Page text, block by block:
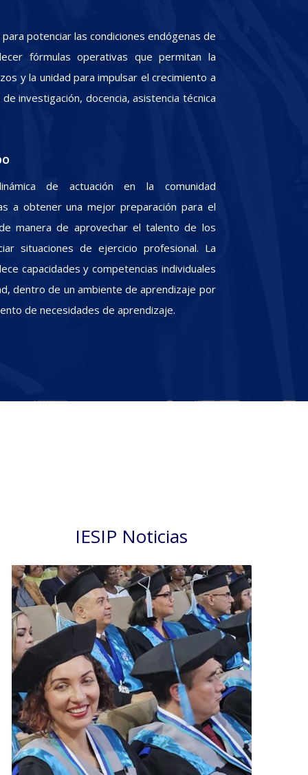
potenciar las condiciones endógenas de
fórmulas operativas que permitan la
y la unidad para impulsar el crecimiento a
investigación, docencia, asistencia técnica
de actuación en la comunidad
a obtener una mejor preparación para el
manera de aprovechar el talento de los
situaciones de ejercicio profesional. La
capacidades y competencias individuales
dentro de un ambiente de aprendizaje por
de necesidades de aprendizaje.
IESIP Noticias